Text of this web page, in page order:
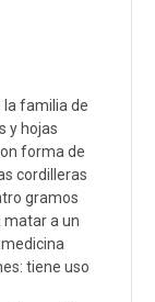
la familia de
y hojas
forma de
cordilleras
gramos
matar a un
tiene uso